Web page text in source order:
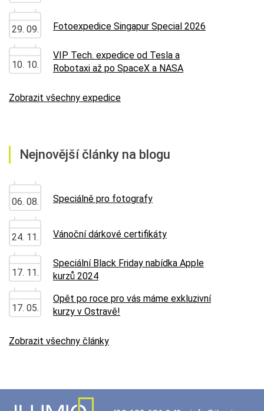
29. 09. Fotoexpedice Singapur Special 2026
10. 10.
VIP Tech. expedice od Tesla a
Robotaxi až po SpaceX a NASA
Zobrazit všechny expedice
Nejnovější články na blogu
06. 08. Speciálně pro fotografy
24. 11. Vánoční dárkové certifikáty
17. 11.
Speciální Black Friday nabídka Apple
kurzů 2024
17. 05.
Opět po roce pro vás máme exkluzivní
kurzy v Ostravě!
Zobrazit všechny články